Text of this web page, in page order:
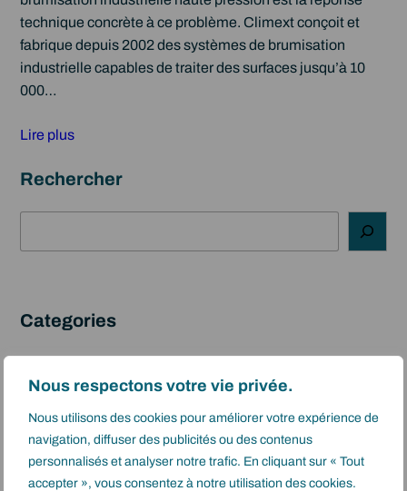
Nous respectons votre vie privée.
Nous utilisons des cookies pour améliorer votre expérience de
navigation, diffuser des publicités ou des contenus
personnalisés et analyser notre trafic. En cliquant sur « Tout
accepter », vous consentez à notre utilisation des cookies.
technique concrète à ce problème. Climext conçoit et
fabrique depuis 2002 des systèmes de brumisation
industrielle capables de traiter des surfaces jusqu’à 10
000…
Lire plus
Rechercher
e
c
Categories
Gamme Process(11)
Gamme project
(2)